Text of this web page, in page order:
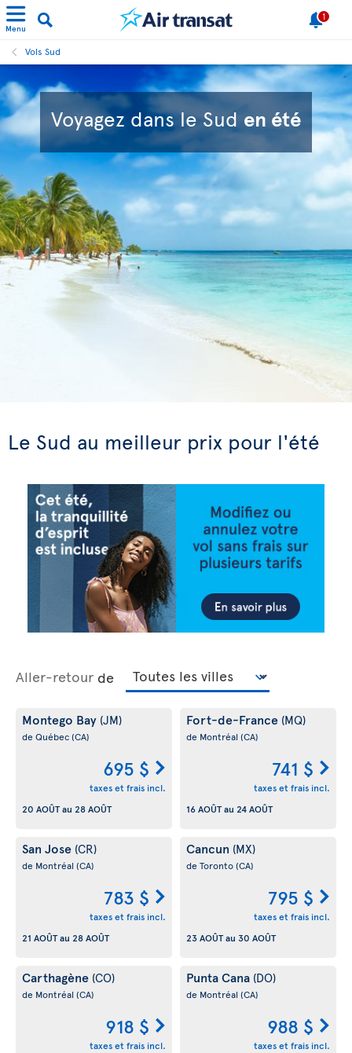
Menu
1
Vols Sud
Voyagez dans le Sud en été
Le Sud au meilleur prix pour l'été
Aller-retour de
Montego Bay (JM)
de Québec(CA)
695 $
taxes et frais incl.
20 AOÛTau 28 AOÛT
Fort-de-France (MQ)
de Montréal (CA)
741 $
taxes et frais incl.
16 AOÛTau 24 AOÛT
San Jose (CR)
de Montréal (CA)
783 $
taxes et frais incl.
21 AOÛTau 28 AOÛT
Cancun (MX)
de Toronto(CA)
795 $
taxes et frais incl.
23 AOÛTau 30 AOÛT
Carthagène (CO)
de Montréal (CA)
918 $
taxes et frais incl.
Punta Cana (DO)
de Montréal (CA)
988 $
taxes et frais incl.